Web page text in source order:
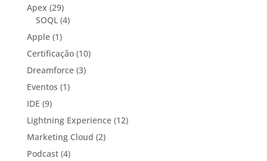
Apex (29)
SOQL(4)
Apple(1)
Certificação(10)
Dreamforce(3)
Eventos (1)
IDE (9)
Lightning Experience(12)
Marketing Cloud (2)
Podcast(4)